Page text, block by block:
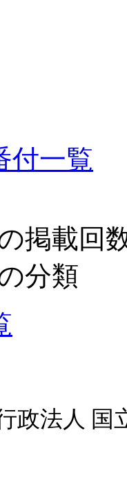
付一覧
掲載回
分類
政法人 国